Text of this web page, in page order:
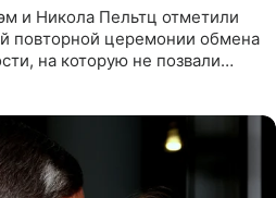
и Никола Пельтц отметили
повторной церемонии обмена
на которую не позвали